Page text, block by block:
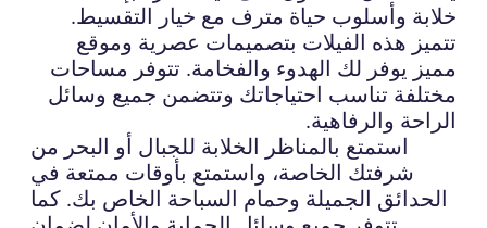
خلابة وأسلوب حياة مترف مع خيار التقسيط.
تتميز هذه الفيلات بتصميمات عصرية وموقع
مميز يوفر لك الهدوء والفخامة. تتوفر مساحات
مختلفة تناسب احتياجاتك وتتضمن جميع وسائل
الراحة والرفاهية.
استمتع بالمناظر الخلابة للجبال أو البحر من
شرفتك الخاصة، واستمتع بأوقات ممتعة في
الحدائق الجميلة وحمام السباحة الخاص بك. كما